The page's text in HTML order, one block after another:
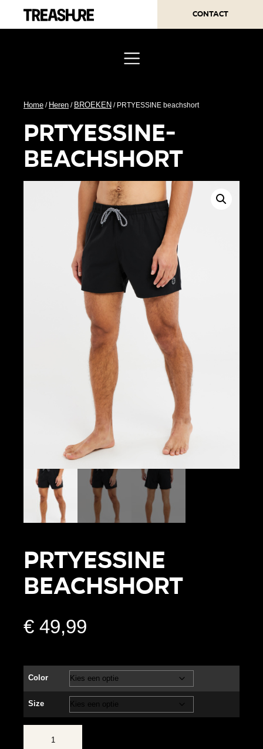
Contact
Home / Heren / BROEKEN / PRTYESSINE beachshort
prtyessine-
beachshort
PRTYESSINE
beachshort
€ 49,99
Color
Size